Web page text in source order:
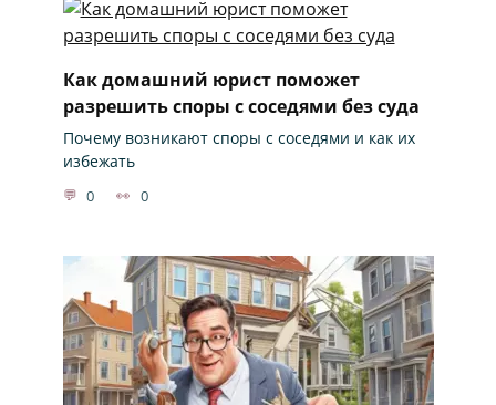
Как домашний юрист поможет
разрешить споры с соседями без суда
Почему возникают споры с соседями и как их
избежать
0 0